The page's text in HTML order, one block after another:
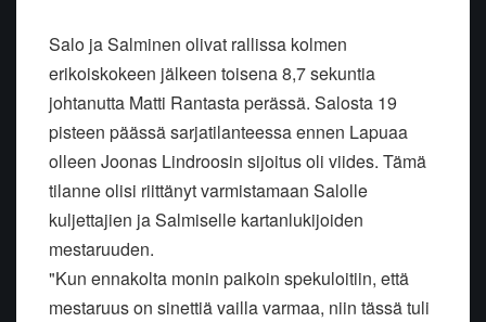
Salo ja Salminen olivat rallissa kolmen
erikoiskokeen jälkeen toisena 8,7 sekuntia
johtanutta Matti Rantasta perässä. Salosta 19
pisteen päässä sarjatilanteessa ennen Lapuaa
olleen Joonas Lindroosin sijoitus oli viides. Tämä
tilanne olisi riittänyt varmistamaan Salolle
kuljettajien ja Salmiselle kartanlukijoiden
mestaruuden.
"Kun ennakolta monin paikoin spekuloitiin, että
mestaruus on sinettiä vailla varmaa, niin tässä tuli